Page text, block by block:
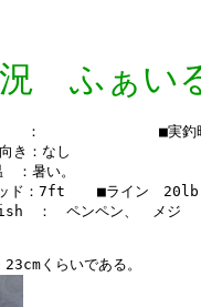
ふぁい
　：　　  　　　　　■実
き：なし
：暑い。
：7ft  　■ライン　20lb
：　ペンペン、　メジ